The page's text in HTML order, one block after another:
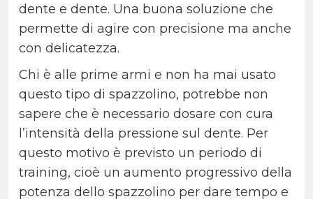
dente e dente. Una buona soluzione che
permette di agire con precisione ma anche
con delicatezza.
Chi è alle prime armi e non ha mai usato
questo tipo di spazzolino, potrebbe non
sapere che è necessario dosare con cura
l’intensità della pressione sul dente. Per
questo motivo è previsto un periodo di
training, cioè un aumento progressivo della
potenza dello spazzolino per dare tempo e